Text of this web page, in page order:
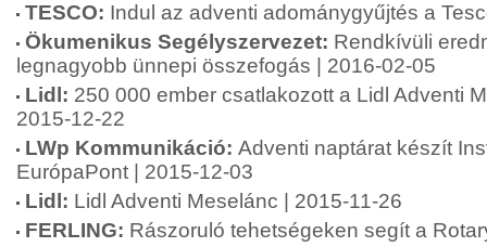
TESCO: Indul az adventi adománygyűjtés a
Ökumenikus Segélyszervezet: Rendkívüli
legnagyobb ünnepi összefogás | 2016-02-05
Lidl: 250 000 ember csatlakozott a Lidl Adventi
2015-12-22
LWp Kommunikáció: Adventi naptárat készít
EurópaPont | 2015-12-03
Lidl: Lidl Adventi Meselánc | 2015-11-26
FERLING: Rászoruló tehetségeken segít a